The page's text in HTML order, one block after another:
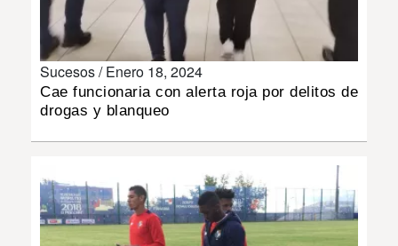
DEPORTES
MULTIMEDIA
Sucesos /Enero 18, 2024
Cae funcionaria con alerta roja por delitos de
drogas y blanqueo